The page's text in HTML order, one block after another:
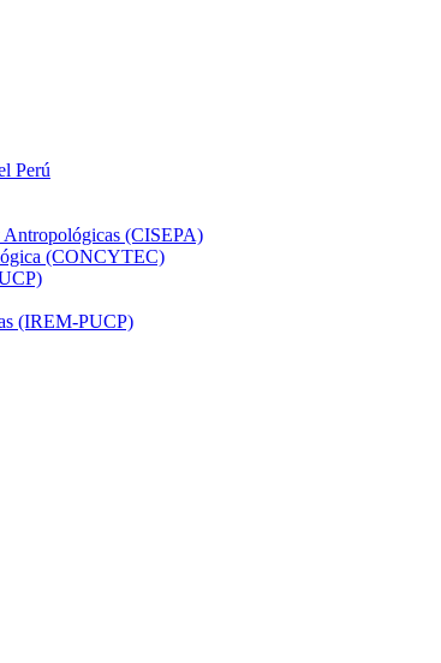
Perú
Antropológicas (CISEPA)
(CONCYTEC)
(IREM-PUCP)